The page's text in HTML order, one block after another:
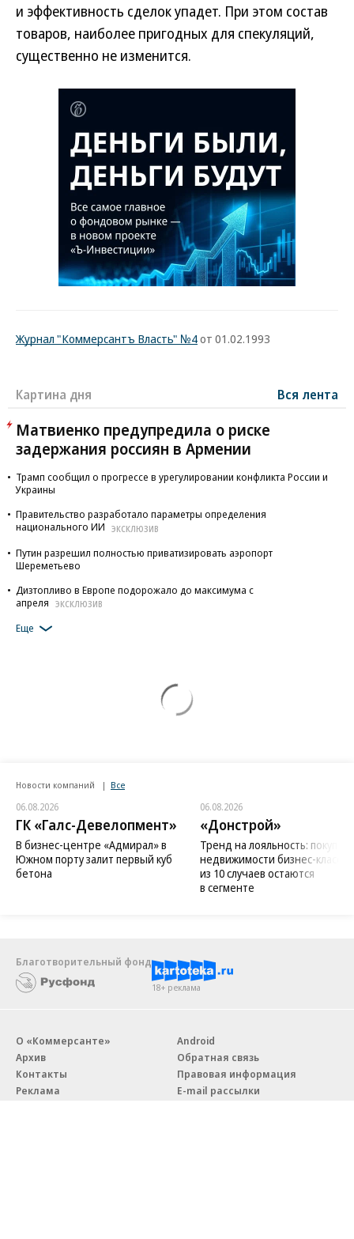
и эффективность сделок упадет. При этом состав
товаров, наиболее пригодных для спекуляций,
существенно не изменится.
Журнал "Коммерсантъ Власть" №4от 01.02.1993
Картина дня Вся лента
Матвиенко предупредила о риске
задержания россиян в Армении
Трамп сообщил о прогрессе в урегулировании конфликта России и
Украины
Правительство разработало параметры определения
национального ИИ
ЭКСКЛЮЗИВ
Путин разрешил полностью приватизировать аэропорт
Шереметьево
Дизтопливо в Европе подорожало до максимума с
апреля
ЭКСКЛЮЗИВ
Еще
Новости компаний Все
06.08.2026
ГК «Галс-Девелопмент»
В бизнес-центре «Адмирал» в
Южном порту залит первый куб
бетона
06.08.2026
«Донстрой»
Тренд на лояльность:
недвижимости бизнес-класса
из 10 случаев остаются
в сегменте
Благотворительный фонд
18+ реклама
О «Коммерсанте»
Архив
Контакты
Реклама
Android
Обратная связь
Правовая информация
E-mail рассылки